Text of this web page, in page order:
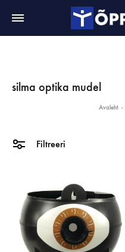
silma optika mudel
Avaleht -
Filtreeri